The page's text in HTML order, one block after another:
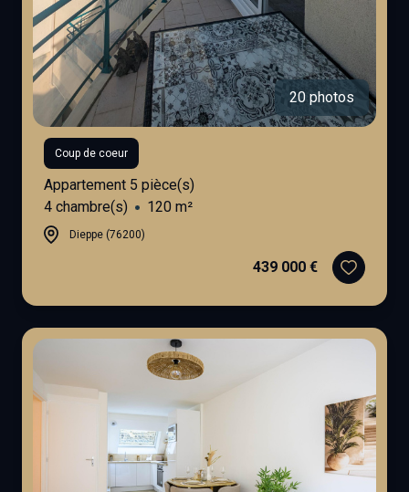
20 photos
Coup de coeur
Appartement 5 pièce(s)
4 chambre(s)
120 m²
Dieppe (76200)
439 000 €